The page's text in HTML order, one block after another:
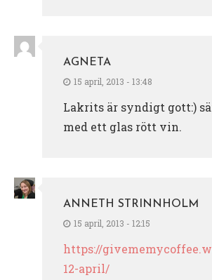
AGNETA
15 april, 2013 - 13:48
Lakrits är syndigt gott:)
med ett glas rött vin.
ANNETH STRINNHOLM
15 april, 2013 - 12:15
https://
12-april/